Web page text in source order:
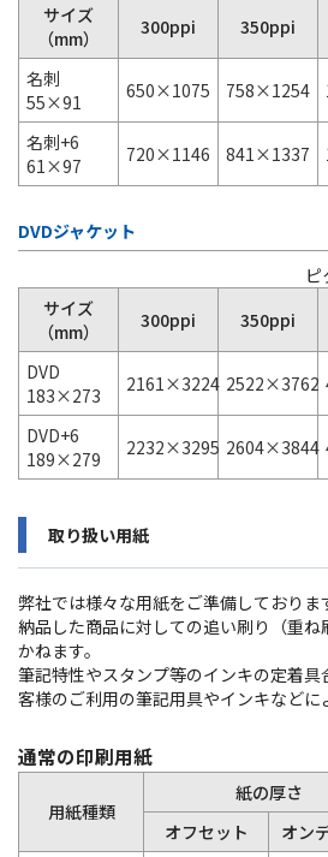
サイズ
（mm）
300ppi 350ppi
名刺
55×91
650×1075 758×1254
名刺+6
61×97
720×1146 841×1337
DVDジャケット
ピ
サイズ
（mm）
300ppi 350ppi
DVD
183×273
2161×3224 2522×3762
DVD+6
189×279
2232×3295 2604×3844
取り扱い用紙
弊社では様々な用紙をご準備しておりま
納品した商品に対しての追い刷り（重ね
かねます。
筆記特性やスタンプ等のインキの定着
客様のご利用の筆記用具やインキなどに
通常の印刷用紙
用紙種類
紙の厚さ
オフセット
オン